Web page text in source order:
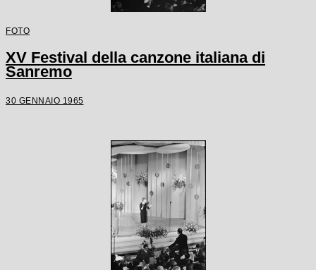
FOTO
XV Festival della canzone italiana di
Sanremo
30 GENNAIO 1965